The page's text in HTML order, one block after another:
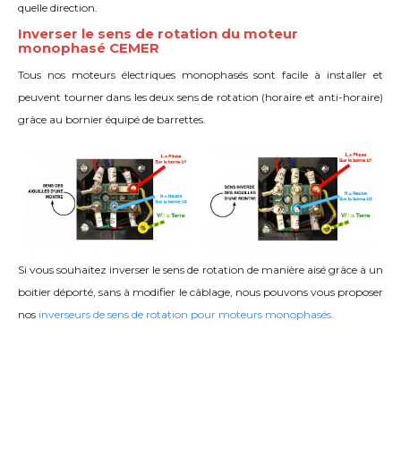
quelle direction.
Inverser le sens de rotation du moteur
monophasé CEMER
Tous nos moteurs électriques monophasés sont facile à installer et
peuvent tourner dans les deux sens de rotation (horaire et anti-horaire)
grâce au bornier équipé de barrettes.
Si vous souhaitez inverser le sens de rotation de manière aisé grâce à un
boitier déporté, sans à modifier le câblage, nous pouvons vous proposer
nos inverseurs de sens de rotation pour moteurs monophasés.